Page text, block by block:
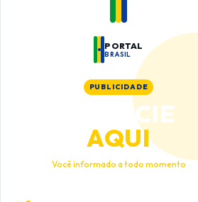
PORTAL
BRASIL
PUBLICIDADE
ANUNCIE
AQUI
Você informado a todo momento